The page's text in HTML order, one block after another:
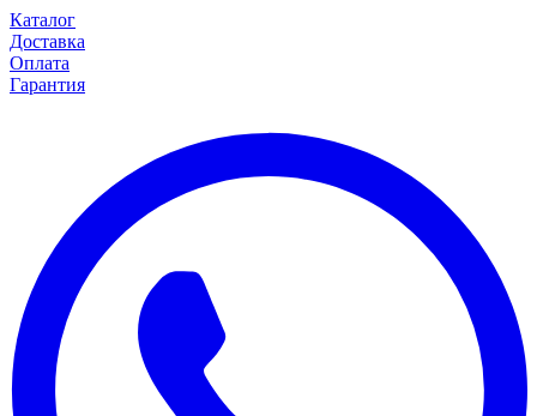
Каталог
Доставка
Оплата
Гарантия